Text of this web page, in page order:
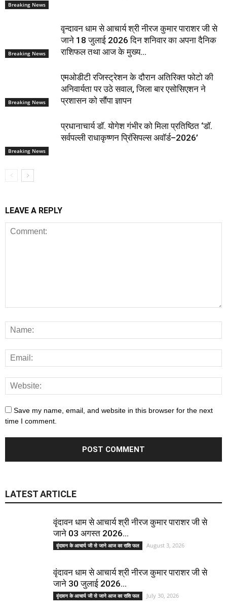
Breaking News
Breaking News
वृन्दावन धाम से आचार्य श्री नीरज कुमार पाराशर जी से
जाने 18 जुलाई 2026 दिन शनिवार का अपना दैनिक
राशिफल तथा आज के मुख्य...
Breaking News
एमओडीटी रजिस्ट्रेशन के दौरान अतिरिक्त फोटो की
अनिवार्यता पर उठे सवाल, जिला बार एसोसिएशन ने
प्रशासन को सौंपा ज्ञापन
Breaking News
प्रधानाचार्य डॉ. योगेश गंभीर को मिला प्रतिष्ठित ‘डॉ.
सर्वपल्ली राधाकृष्णन प्रिंसिपल्स अवॉर्ड–2026’
LEAVE A REPLY
Save my name, email, and website in this browser for the next
time I comment.
LATEST ARTICLE
वृंदावन धाम से आचार्य श्री नीरज कुमार पाराशर जी से
जाने 03 अगस्त 2026...
वृंदावन के आचार्य जी से जाने आज का राशि फल August 3, 2026
वृंदावन धाम से आचार्य श्री नीरज कुमार पाराशर जी से
जाने 30 जुलाई 2026...
वृंदावन के आचार्य जी से जाने आज का राशि फल July 30, 2026